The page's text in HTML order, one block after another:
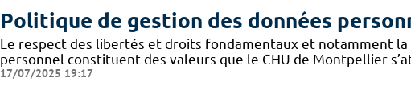
Politique de gestion des données
Le respect des libertés et droits fondamentaux et notamment
personnel constituent des valeurs que le CHU de Montpellier
17/07/2025 19:17